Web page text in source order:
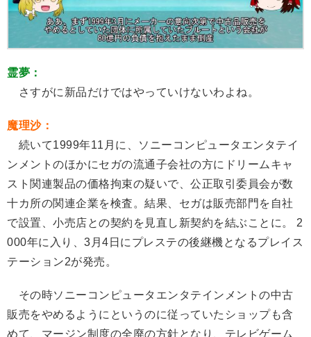
霊夢：
さすがに新品だけではやっていけないわよね。
魔理沙：
続いて1999年11月に、ソニーコンピュータエンタテイ
ンメントのほかにセガの流通子会社の方にドリームキャ
スト関連製品の価格拘束の疑いで、公正取引委員会が数
十カ所の関連企業を検査。結果、セガは販売部門を自社
で設置、小売店との契約を見直し新契約を結ぶことに。 2
000年に入り、3月4日にプレステの後継機となるプレイス
テーション2が発売。
その時ソニーコンピュータエンタテインメントの中古
販売をやめるようにというのに従っていたショップも含
めて、マージン制度の全廃の方針となり、テレビゲーム